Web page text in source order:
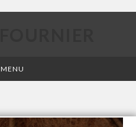
MENU